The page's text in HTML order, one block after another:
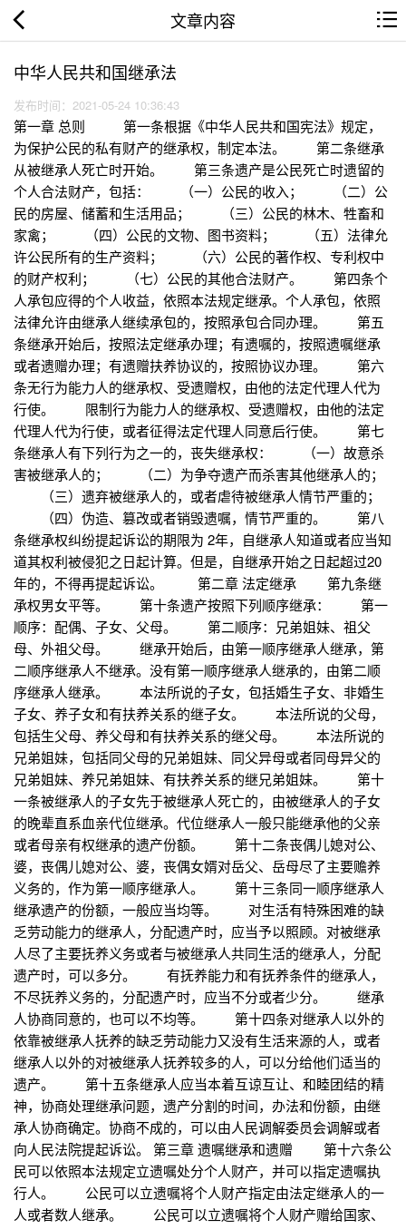
文章内容
中华人民共和国继承法
发布时间：2021-05-24 10:36:43
第一章 总则 第一条根据《中华人民共和国宪法》规定，
为保护公民的私有财产的继承权，制定本法。 第二条继承
从被继承人死亡时开始。 第三条遗产是公民死亡时遗留的
个人合法财产，包括： （一）公民的收入； （二）公
民的房屋、储蓄和生活用品； （三）公民的林木、牲畜和
家禽； （四）公民的文物、图书资料； （五）法律允
许公民所有的生产资料； （六）公民的著作权、专利权中
的财产权利； （七）公民的其他合法财产。 第四条个
人承包应得的个人收益，依照本法规定继承。个人承包，依照
法律允许由继承人继续承包的，按照承包合同办理。 第五
条继承开始后，按照法定继承办理；有遗嘱的，按照遗嘱继承
或者遗赠办理；有遗赠扶养协议的，按照协议办理。 第六
条无行为能力人的继承权、受遗赠权，由他的法定代理人代为
行使。 限制行为能力人的继承权、受遗赠权，由他的法定
代理人代为行使，或者征得法定代理人同意后行使。 第七
条继承人有下列行为之一的，丧失继承权： （一）故意杀
害被继承人的； （二）为争夺遗产而杀害其他继承人的；
（三）遗弃被继承人的，或者虐待被继承人情节严重的；
（四）伪造、篡改或者销毁遗嘱，情节严重的。 第八
条继承权纠纷提起诉讼的期限为 2年，自继承人知道或者应当知
道其权利被侵犯之日起计算。但是，自继承开始之日起超过20
年的，不得再提起诉讼。 第二章 法定继承 第九条继
承权男女平等。 第十条遗产按照下列顺序继承： 第一
顺序：配偶、子女、父母。 第二顺序：兄弟姐妹、祖父
母、外祖父母。 继承开始后，由第一顺序继承人继承，第
二顺序继承人不继承。没有第一顺序继承人继承的，由第二顺
序继承人继承。 本法所说的子女，包括婚生子女、非婚生
子女、养子女和有扶养关系的继子女。 本法所说的父母，
包括生父母、养父母和有扶养关系的继父母。 本法所说的
兄弟姐妹，包括同父母的兄弟姐妹、同父异母或者同母异父的
兄弟姐妹、养兄弟姐妹、有扶养关系的继兄弟姐妹。 第十
一条被继承人的子女先于被继承人死亡的，由被继承人的子女
的晚辈直系血亲代位继承。代位继承人一般只能继承他的父亲
或者母亲有权继承的遗产份额。 第十二条丧偶儿媳对公、
婆，丧偶儿媳对公、婆，丧偶女婿对岳父、岳母尽了主要赡养
义务的，作为第一顺序继承人。 第十三条同一顺序继承人
继承遗产的份额，一般应当均等。 对生活有特殊困难的缺
乏劳动能力的继承人，分配遗产时，应当予以照顾。对被继承
人尽了主要抚养义务或者与被继承人共同生活的继承人，分配
遗产时，可以多分。 有抚养能力和有抚养条件的继承人，
不尽抚养义务的，分配遗产时，应当不分或者少分。 继承
人协商同意的，也可以不均等。 第十四条对继承人以外的
依靠被继承人抚养的缺乏劳动能力又没有生活来源的人，或者
继承人以外的对被继承人抚养较多的人，可以分给他们适当的
遗产。 第十五条继承人应当本着互谅互让、和睦团结的精
神，协商处理继承问题，遗产分割的时间，办法和份额，由继
承人协商确定。协商不成的，可以由人民调解委员会调解或者
向人民法院提起诉讼。 第三章 遗嘱继承和遗赠 第十六条公
民可以依照本法规定立遗嘱处分个人财产，并可以指定遗嘱执
行人。 公民可以立遗嘱将个人财产指定由法定继承人的一
人或者数人继承。 公民可以立遗嘱将个人财产赠给国家、